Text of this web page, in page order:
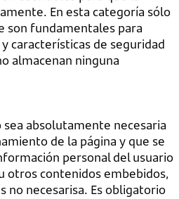
En esta categoría sólo
son fundamentales para
características de seguridad
almacenan ninguna
sea absolutamente necesaria
de la página y que se
personal del usuario
otros contenidos embebidos,
no necesarisa. Es obligatorio